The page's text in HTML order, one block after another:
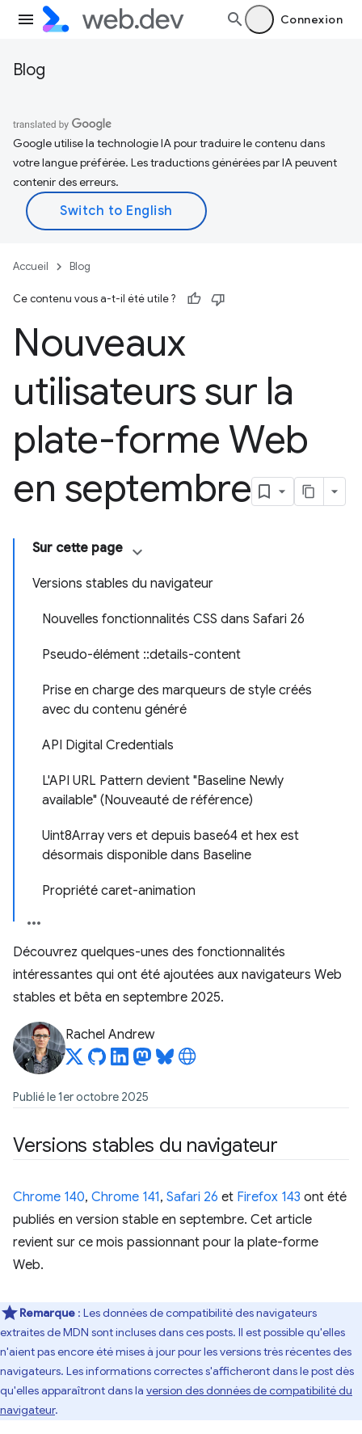
Connexion
Blog
Google utilise la technologie IA pour traduire le contenu dans
votre langue préférée. Les traductions générées par IA peuvent
contenir des erreurs.
Accueil Blog
Ce contenu vous a-t-il été utile ?
Nouveaux
utilisateurs sur la
plate-forme Web
en septembre
Sur cette page
Versions stables du navigateur
Nouvelles fonctionnalités CSS dans Safari 26
Pseudo-élément ::details-content
Prise en charge des marqueurs de style créés
avec du contenu généré
API Digital Credentials
L'API URL Pattern devient "Baseline Newly
available" (Nouveauté de référence)
Uint8Array vers et depuis base64 et hex est
désormais disponible dans Baseline
Propriété caret-animation
Découvrez quelques-unes des fonctionnalités
intéressantes qui ont été ajoutées aux navigateurs Web
stables et bêta en septembre 2025.
Rachel Andrew
Publié le 1er octobre 2025
Versions stables du navigateur
Chrome 140, Chrome 141, Safari 26 et Firefox 143 ont été
publiés en version stable en septembre. Cet article
revient sur ce mois passionnant pour la plate-forme
Web.
Remarque : Les données de compatibilité des navigateurs
extraites de MDN sont incluses dans ces posts. Il est possible qu'elles
n'aient pas encore été mises à jour pour les versions très récentes des
navigateurs. Les informations correctes s'afficheront dans le post dès
qu'elles apparaîtront dans la version des données de compatibilité du
navigateur.